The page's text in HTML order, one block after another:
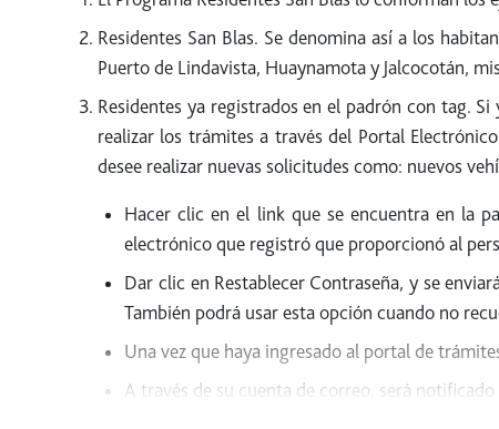
Residentes San Blas. Se denomina así a los
Puerto de Lindavista, Huaynamota y Jalcocotán,
Residentes ya registrados en el padrón con tag.
realizar los trámites a través del Portal
desee realizar nuevas solicitudes como: nuevos
Hacer clic en el link que se encuentra en la
electrónico que registró que proporcionó al
Dar clic en Restablecer Contraseña, y se
También podrá usar esta opción cuando no
Una vez que haya ingresado al portal de
A través de su cuenta de correo, será